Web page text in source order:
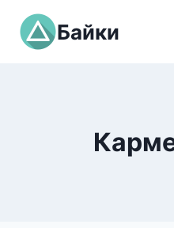
Перейти
содержимому
Байки